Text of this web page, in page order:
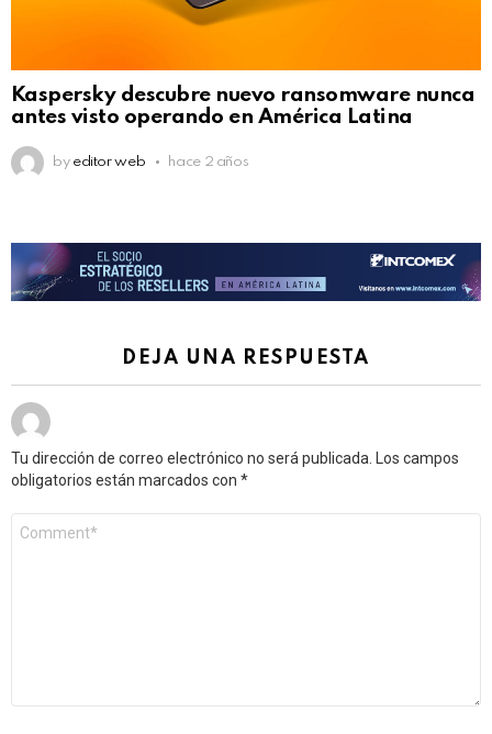
Kaspersky descubre nuevo ransomware nunca
antes visto operando en América Latina
by editor web hace 2 años
DEJA UNA RESPUESTA
Tu dirección de correo electrónico no será publicada.
Los campos
obligatorios están marcados con *